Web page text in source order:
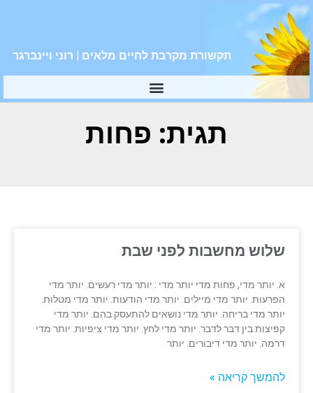
תקשורת מקרבת לחיים מלאים | רוני ויינברגר
תגית: פחות
שלוש מחשבות לפני שבת
א. יותר מדי, פחות מדי יותר מדי : יותר מדי רעשים. יותר מדי
הפרעות. יותר מדי מיילים. יותר מדי הודעות. יותר מדי מטלות.
יותר מדי בריחה. יותר מדי נושאים להתעסק בהם. יותר מדי
קפיצות בין דבר לדבר. יותר מדי לחץ. יותר מדי ציפיות. יותר מדי
דרמה. יותר מדי דיבורים. יותר
להמשך קריאה »